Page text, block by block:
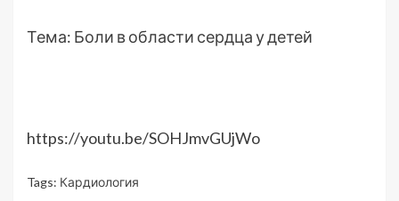
Тема: Боли в области сердца у детей
https://youtu.be/SOHJmvGUjWo
Tags: Кардиология